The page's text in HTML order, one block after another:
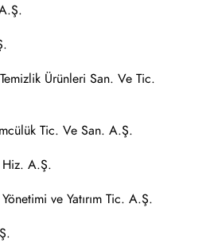
Ürünleri San. Ve Tic.
Tic. Ve San. A.Ş.
A.Ş.
ve Yatırım Tic. A.Ş.